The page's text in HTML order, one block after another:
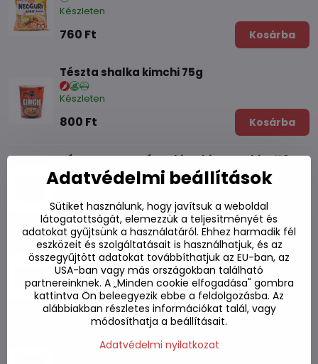
Készleten
760 Ft Kosárba
Tészta shalka kimchi 75g
Készleten
800 Ft Kosárba
Tészta nagy csésze kimchi Nongshim 112g
Készleten
1050 Ft Kosárba
Tészta nagy csésze kimchi Nongshim 100g
Készleten
930 Ft Kosárba
Adatvédelmi beállítások
Sütiket használunk, hogy javítsuk a weboldal
látogatottságát, elemezzük a teljesítményét és
adatokat gyűjtsünk a használatáról. Ehhez harmadik fél
eszközeit és szolgáltatásait is használhatjuk, és az
összegyűjtött adatokat továbbíthatjuk az EU-ban, az
USA-ban vagy más országokban található
partnereinknek. A „Minden cookie elfogadása" gombra
kattintva Ön beleegyezik ebbe a feldolgozásba. Az
alábbiakban részletes információkat talál, vagy
módosíthatja a beállításait.
Adatvédelmi nyilatkozat